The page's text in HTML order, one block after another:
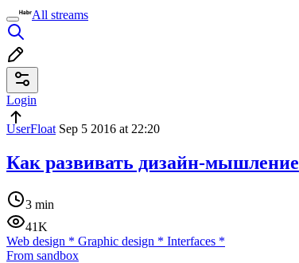
All streams
Login
UserFloat Sep 5 2016 at 22:20
Как развивать дизайн-мышление
3 min
41K
Web design * Graphic design * Interfaces *
From sandbox